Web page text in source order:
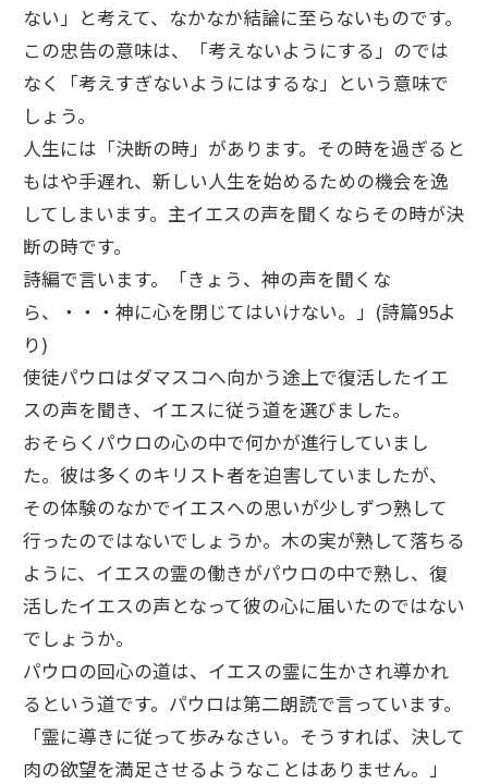
ない」と考えて、なかなか結論に至らないものです。
この忠告の意味は、「考えないようにする」のでは
なく「考えすぎないようにはするな」という意味で
しょう。
人生には「決断の時」があります。その時を過ぎると
もはや手遅れ、新しい人生を始めるための機会を逸
してしまいます。主イエスの声を聞くならその時が決
断の時です。
詩編で言います。「きょう、神の声を聞くな
ら、・・・神に心を閉じてはいけない。」(詩篇95よ
り)
使徒パウロはダマスコへ向かう途上で復活したイエ
スの声を聞き、イエスに従う道を選びました。
おそらくパウロの心の中で何かが進行していまし
た。彼は多くのキリスト者を迫害していましたが、
その体験のなかでイエスへの思いが少しずつ熟して
行ったのではないでしょうか。木の実が熟して落ちる
ように、イエスの霊の働きがパウロの中で熟し、復
活したイエスの声となって彼の心に届いたのではない
でしょうか。
パウロの回心の道は、イエスの霊に生かされ導かれ
るという道です。パウロは第二朗読で言っています。
「霊に導きに従って歩みなさい。そうすれば、決して
肉の欲望を満足させるようなことはありません。」